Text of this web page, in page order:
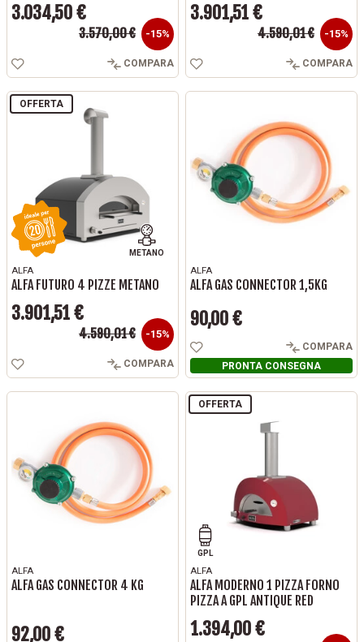
3.034,50 €
Prezzo base
3.570,00 € -15%
COMPARA
3.901,51 €
Prezzo base
4.590,01 € -15%
COMPARA
METANO
OFFERTA
ALFA
ALFA FUTURO 4 PIZZE METANO
3.901,51 €
Prezzo base
4.590,01 € -15%
COMPARA
ALFA
ALFA GAS CONNECTOR 1,5KG
Prezzo
90,00 €
COMPARA
PRONTA CONSEGNA
ALFA
ALFA GAS CONNECTOR 4 KG
92,00 €
GPL
OFFERTA
ALFA
ALFA MODERNO 1 PIZZA FORNO
PIZZA A GPL ANTIQUE RED
1.394,00 €